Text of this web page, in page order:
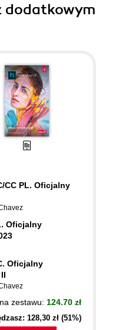
dodatkowym
CC PL. Oficjalny
Oficjalny
Oficjalny
zestawu: 124.70 zł
128,30 zł (51%)